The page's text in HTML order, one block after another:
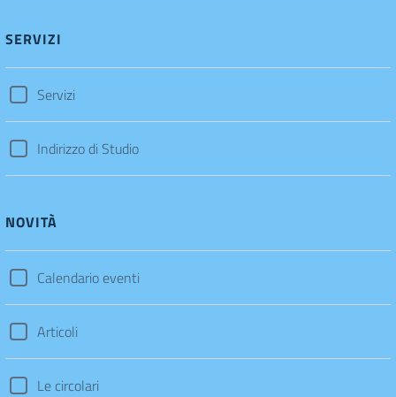
SERVIZI
Servizi
Indirizzo di Studio
NOVITÀ
Calendario eventi
Articoli
Le circolari